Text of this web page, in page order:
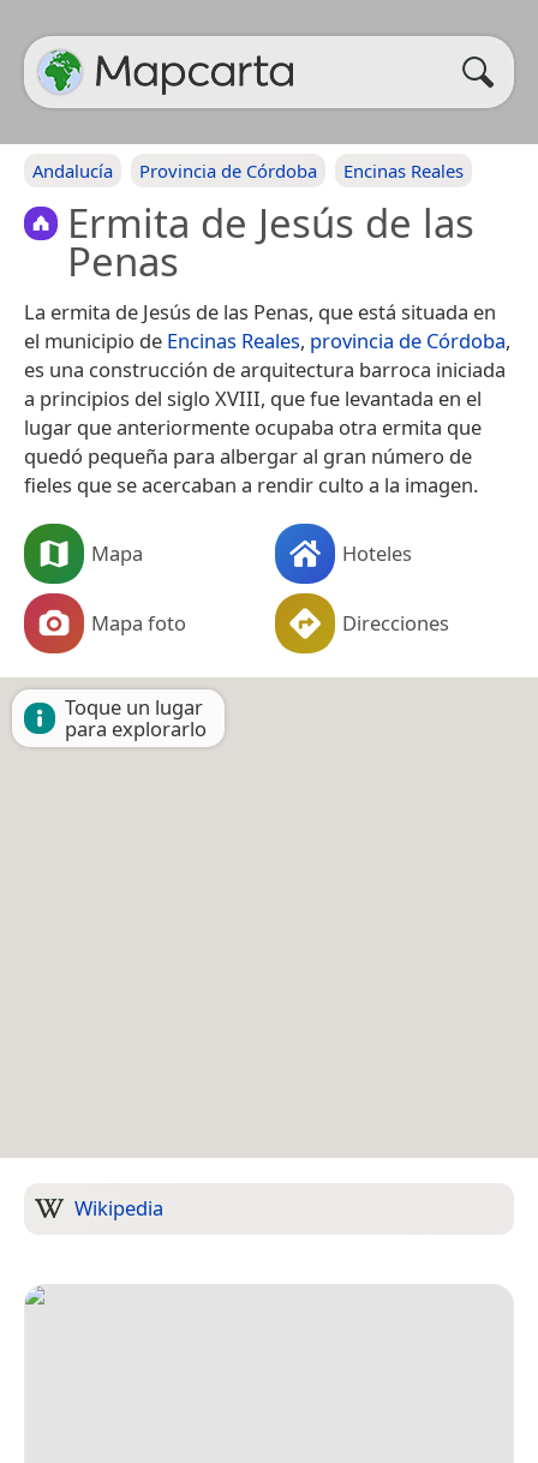
Andalucía Provincia de Córdoba Encinas Reales
Ermita de Jesús de las
Penas
La ermita de Jesús de las Penas, que está situada en
el municipio de Encinas Reales, provincia de Córdoba,
es una construcción de arquitectura barroca iniciada
a principios del siglo XVIII, que fue levantada en el
lugar que anteriormente ocupaba otra ermita que
quedó pequeña para albergar al gran número de
fieles que se acercaban a rendir culto a la imagen.
Mapa Hoteles
Mapa foto Direcciones
Toque un lugar
para explorarlo
Wikipedia